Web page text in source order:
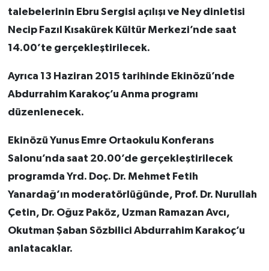
talebelerinin Ebru Sergisi açılışı ve Ney dinletisi
Necip Fazıl Kısakürek Kültür Merkezi’nde saat
14.00’te gerçekleştirilecek.
Ayrıca 13 Haziran 2015 tarihinde Ekinözü’nde
Abdurrahim Karakoç’u Anma programı
düzenlenecek.
Ekinözü Yunus Emre Ortaokulu Konferans
Salonu’nda saat 20.00’de gerçekleştirilecek
programda Yrd. Doç. Dr. Mehmet Fetih
Yanardağ’ın moderatörlüğünde, Prof. Dr. Nurullah
Çetin, Dr. Oğuz Paköz, Uzman Ramazan Avcı,
Okutman Şaban Sözbilici Abdurrahim Karakoç’u
anlatacaklar.